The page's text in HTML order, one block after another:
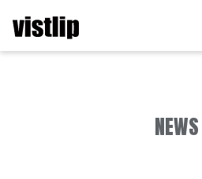
NEWS